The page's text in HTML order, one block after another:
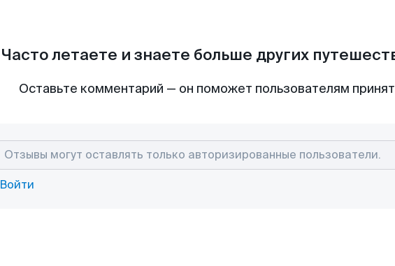
Часто летаете и знаете больше других
Оставьте комментарий — он поможет пользователям
Войти